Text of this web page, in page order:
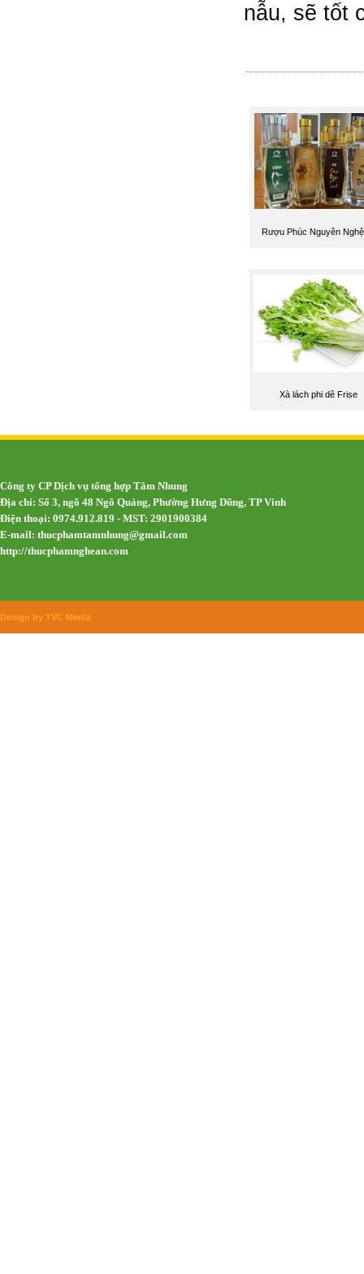
nẫu, sẽ tốt
Rượu Phúc Nguyên
Xà lách phi dê Frise
Công ty CP Dịch vụ tổng hợp Tâm Nhung
Địa chỉ: Số 3, ngõ 48 Ngô Quảng, Phường Hưng Dũng, TP Vinh
Điện thoại: 0974.912.819 - MST: 2901900384
E-mail: thucphamtamnhung@gmail.com
http://thucphamnghean.com
Design by TVC Media